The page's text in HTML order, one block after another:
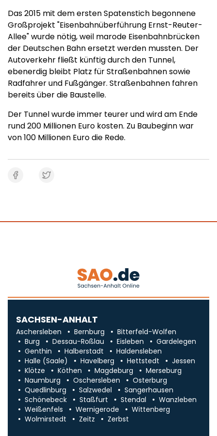
Das 2015 mit dem ersten Spatenstich begonnene
Großprojekt "Eisenbahnüberführung Ernst-Reuter-
Allee" wurde nötig, weil marode Eisenbahnbrücken
der Deutschen Bahn ersetzt werden mussten. Der
Autoverkehr fließt künftig durch den Tunnel,
ebenerdig bleibt Platz für Straßenbahnen sowie
Radfahrer und Fußgänger. Straßenbahnen fahren
bereits über die Baustelle.
Der Tunnel wurde immer teurer und wird am Ende
rund 200 Millionen Euro kosten. Zu Baubeginn war
von 100 Millionen Euro die Rede.
SACHSEN-ANHALT
Aschersleben Bernburg
Bitterfeld-Wolfen
Burg
Dessau-Roßlau Eisleben
Gardelegen
Genthin
Halberstadt
Haldensleben
Halle (Saale)
Havelberg Hettstedt
Jessen
Klötze
Köthen Magdeburg
Merseburg
Naumburg
Oschersleben
Osterburg
Quedlinburg
Salzwedel
Sangerhausen
Schönebeck
Staßfurt Stendal
Wanzleben
Weißenfels
Wernigerode
Wittenberg
Wolmirstedt
Zeitz Zerbst